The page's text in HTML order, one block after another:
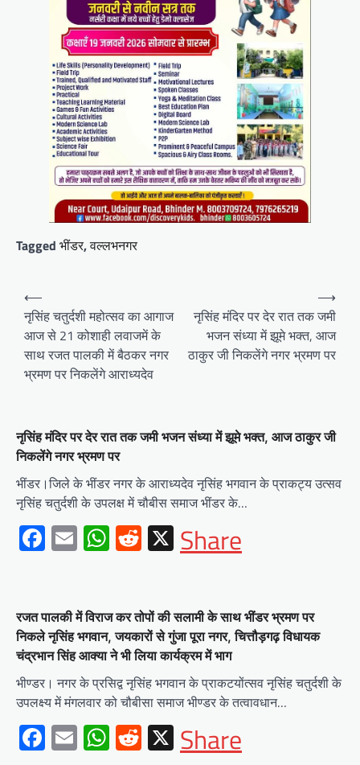
Tagged भींडर,वल्लभनगर
Post
navigation
⟵
नृसिंह चतुर्दशी महोत्सव का आगाज
आज से 21 कोशाही लवाजमें के
साथ रजत पालकी में बैठकर नगर
भ्रमण पर निकलेंगे आराध्यदेव
नृसिंह मंदिर पर देर रात तक जमी
भजन संध्या में झूमे भक्त, आज
ठाकुर जी निकलेंगे नगर भ्रमण पर
⟶
नृसिंह मंदिर पर देर रात तक जमी भजन संध्या में झूमे भक्त, आज ठाकुर जी
निकलेंगे नगर भ्रमण पर
भींडर।जिले के भींडर नगर के आराध्यदेव नृसिंह भगवान के प्राकट्य उत्सव
नृसिंह चतुर्दशी के उपलक्ष में चौबीस समाज भींडर के…
Facebook
EmailWhatsApp
Reddit
X
Share
रजत पालकी में विराज कर तोपों की सलामी के साथ भींडर भ्रमण पर
निकले नृसिंह भगवान, जयकारों से गुंजा पूरा नगर, चित्तौड़गढ़ विधायक
चंद्रभान सिंह आक्या ने भी लिया कार्यक्रम में भाग
भीण्डर। नगर के प्रसिद्व नृसिंह भगवान के प्राकटयोंत्सव नृसिंह चतुर्दशी के
उपलक्ष्य में मंगलवार को चौबीसा समाज भीण्डर के तत्वावधान…
Facebook
EmailWhatsApp
Reddit
X
Share